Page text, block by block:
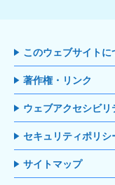
このウェブサイトに
著作権・リンク
ウェブアクセシビリ
セキュリティポリシ
サイトマップ